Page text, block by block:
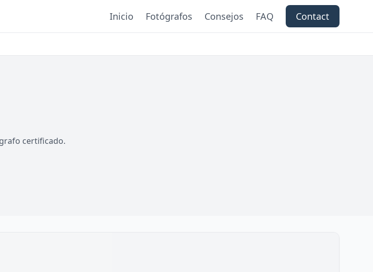
Inicio Fotógrafos Consejos FAQ Contact
certificado.